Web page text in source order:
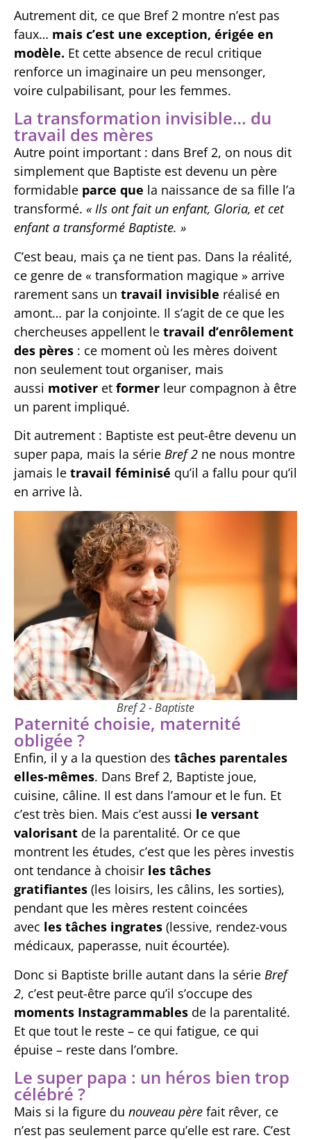
Autrement dit, ce que Bref 2 montre n’est pas
faux… mais c’est une exception, érigée en
modèle. Et cette absence de recul critique
renforce un imaginaire un peu mensonger,
voire culpabilisant, pour les femmes.
La transformation invisible… du
travail des mères
Autre point important : dans Bref 2, on nous dit
simplement que Baptiste est devenu un père
formidable parce que la naissance de sa fille l’a
transformé. « Ils ont fait un enfant, Gloria, et cet
enfant a transformé Baptiste. »
C’est beau, mais ça ne tient pas. Dans la réalité,
ce genre de « transformation magique » arrive
rarement sans un travail invisible réalisé en
amont… par la conjointe. Il s’agit de ce que les
chercheuses appellent le travail d’enrôlement
des pères : ce moment où les mères doivent
non seulement tout organiser, mais
aussi motiver et former leur compagnon à être
un parent impliqué.
Dit autrement : Baptiste est peut-être devenu un
super papa, mais la série Bref 2 ne nous montre
jamais le travail féminisé qu’il a fallu pour qu’il
en arrive là.
Bref 2 - Baptiste
Paternité choisie, maternité
obligée ?
Enfin, il y a la question des tâches parentales
elles-mêmes. Dans Bref 2, Baptiste joue,
cuisine, câline. Il est dans l’amour et le fun. Et
c’est très bien. Mais c’est aussi le versant
valorisant de la parentalité. Or ce que
montrent les études, c’est que les pères investis
ont tendance à choisir les tâches
gratifiantes (les loisirs, les câlins, les sorties),
pendant que les mères restent coincées
avec les tâches ingrates (lessive, rendez-vous
médicaux, paperasse, nuit écourtée).
Donc si Baptiste brille autant dans la série Bref
2, c’est peut-être parce qu’il s’occupe des
moments Instagrammables de la parentalité.
Et que tout le reste – ce qui fatigue, ce qui
épuise – reste dans l’ombre.
Le super papa : un héros bien trop
célébré ?
Mais si la figure du nouveau père fait rêver, ce
n’est pas seulement parce qu’elle est rare. C’est